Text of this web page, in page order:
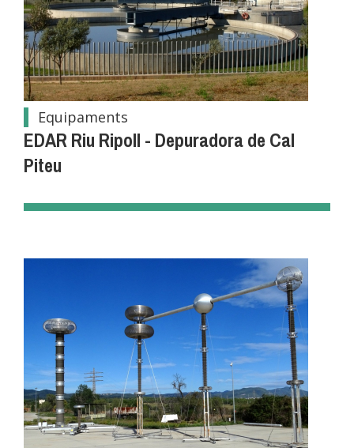
Equipaments
EDAR Riu Ripoll - Depuradora de Cal
Piteu